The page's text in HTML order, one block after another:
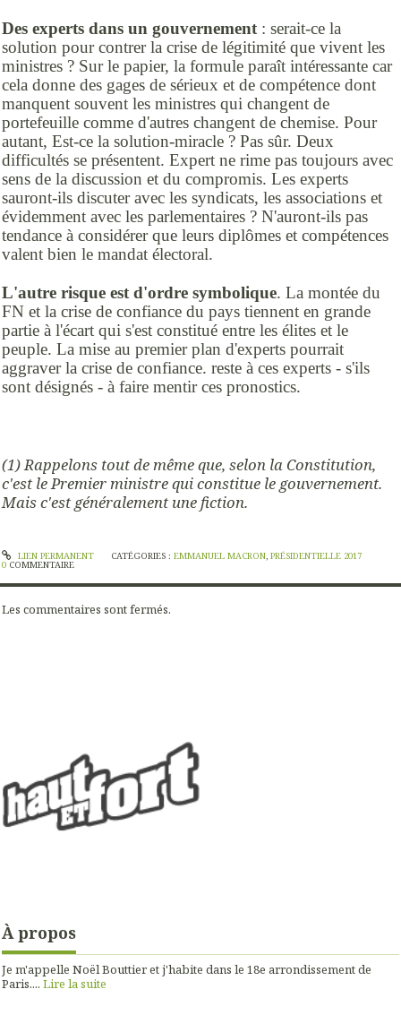
Des experts dans un gouvernement : serait-ce la
solution pour contrer la crise de légitimité que vivent les
ministres ? Sur le papier, la formule paraît intéressante car
cela donne des gages de sérieux et de compétence dont
manquent souvent les ministres qui changent de
portefeuille comme d'autres changent de chemise. Pour
autant, Est-ce la solution-miracle ? Pas sûr. Deux
difficultés se présentent. Expert ne rime pas toujours avec
sens de la discussion et du compromis. Les experts
sauront-ils discuter avec les syndicats, les associations et
évidemment avec les parlementaires ? N'auront-ils pas
tendance à considérer que leurs diplômes et compétences
valent bien le mandat électoral.
L'autre risque est d'ordre symbolique. La montée du
FN et la crise de confiance du pays tiennent en grande
partie à l'écart qui s'est constitué entre les élites et le
peuple. La mise au premier plan d'experts pourrait
aggraver la crise de confiance. reste à ces experts - s'ils
sont désignés - à faire mentir ces pronostics.
(1) Rappelons tout de même que, selon la Constitution,
c'est le Premier ministre qui constitue le gouvernement.
Mais c'est généralement une fiction.
LIEN PERMANENT CATÉGORIES : EMMANUEL MACRON, PRÉSIDENTIELLE 2017
0 COMMENTAIRE
Les commentaires sont fermés.
À propos
Je m'appelle Noël Bouttier et j'habite dans le 18e arrondissement de
Paris.... Lire la suite